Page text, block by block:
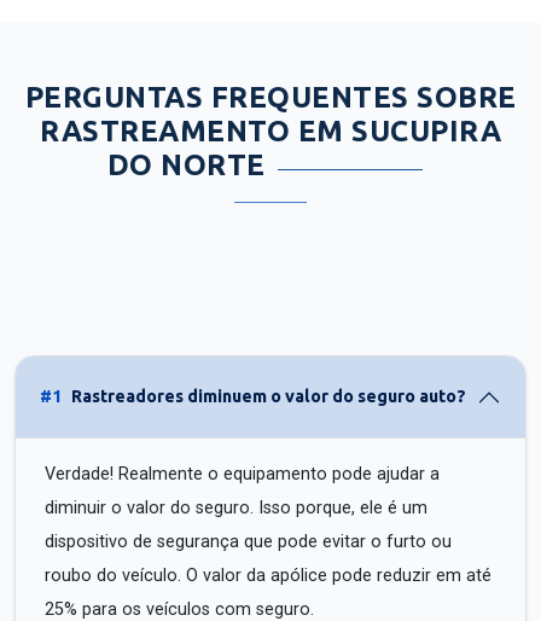
PERGUNTAS FREQUENTES SOBRE
RASTREAMENTO EM SUCUPIRA
DO NORTE
#1 Rastreadores diminuem o valor do seguro auto?
Verdade! Realmente o equipamento pode ajudar a
diminuir o valor do seguro. Isso porque, ele é um
dispositivo de segurança que pode evitar o furto ou
roubo do veículo. O valor da apólice pode reduzir em até
25% para os veículos com seguro.